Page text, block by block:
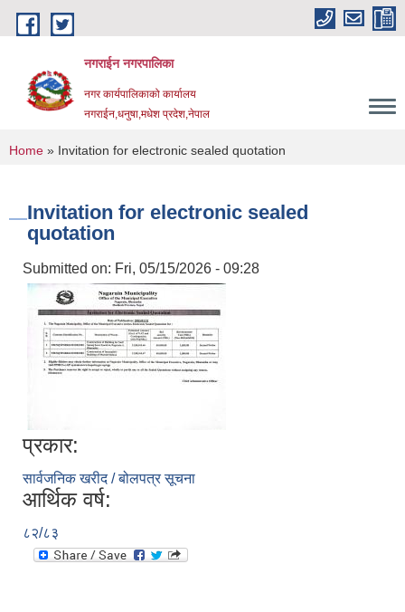
Skip to main content
नगराईन नगरपालिका
नगर कार्यपालिकाको कार्यालय
नगराईन,धनुषा,मधेश प्रदेश,नेपाल
You are here
Home » Invitation for electronic sealed quotation
Invitation for electronic sealed
quotation
Submitted on: Fri, 05/15/2026 - 09:28
प्रकार:
सार्वजनिक खरीद / बोलपत्र सूचना
आर्थिक वर्ष:
८२/८३